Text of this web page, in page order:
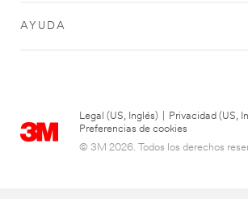
AYUDA
Legal (US, Inglés) Privacidad (US,
Preferencias de cookies
© 3M 2026. Todos los derechos